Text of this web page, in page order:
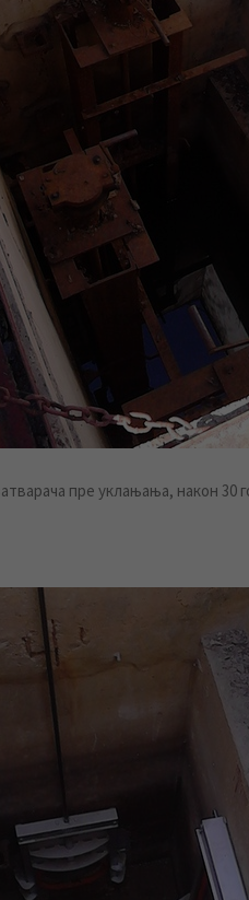
пре уклањања, након 30